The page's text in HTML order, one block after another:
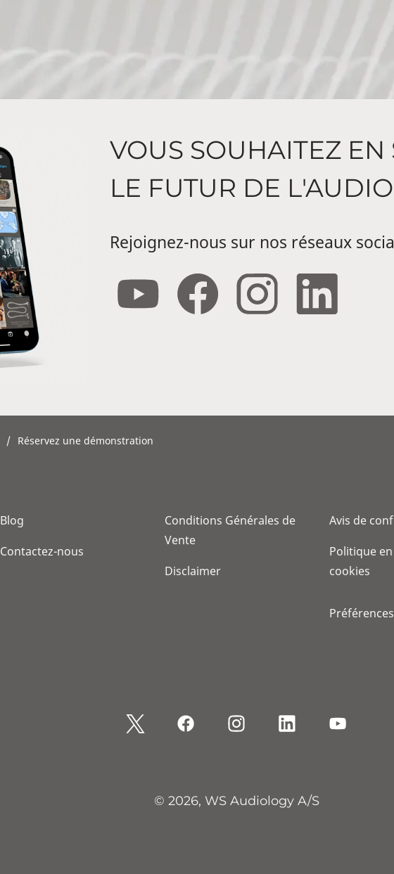
VOUS SOUHAITEZ EN
LE FUTUR DE
Rejoignez-nous sur nos réseaux
/ Réservez une démonstration
Blog
Contactez-nous
Conditions Générales de
Vente
Disclaimer
Avis de
Politique
cookies
© 2026, WS Audiology A/S